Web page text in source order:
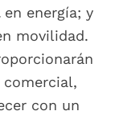
en energía; y
movilidad.
con un